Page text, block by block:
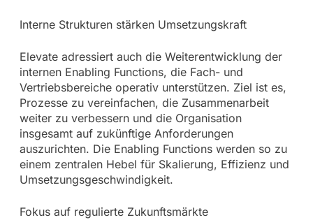
Interne Strukturen stärken Umsetzungskraft
Elevate adressiert auch die Weiterentwicklung der
internen Enabling Functions, die Fach- und
Vertriebsbereiche operativ unterstützen. Ziel ist es,
Prozesse zu vereinfachen, die Zusammenarbeit
weiter zu verbessern und die Organisation
insgesamt auf zukünftige Anforderungen
auszurichten. Die Enabling Functions werden so zu
einem zentralen Hebel für Skalierung, Effizienz und
Umsetzungsgeschwindigkeit.
Fokus auf regulierte Zukunftsmärkte